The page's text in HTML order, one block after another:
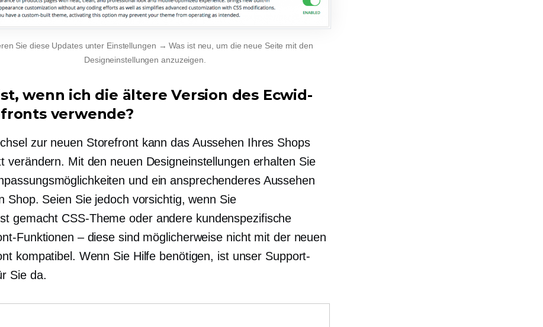
Sie diese Updates unter Einstellungen → Was ist neu, um die neue Seite mit den
Designeinstellungen anzuzeigen.
wenn ich die ältere Version des Ecwid-
verwende?
zur neuen Storefront kann das Aussehen Ihres Shops
verändern. Mit den neuen Designeinstellungen erhalten Sie
und ein ansprechenderes Aussehen
Shop. Seien Sie jedoch vorsichtig, wenn Sie
gemacht CSS-Theme oder andere kundenspezifische
Funktionen – diese sind möglicherweise nicht mit der neuen
kompatibel. Wenn Sie Hilfe benötigen, ist unser Support-
Sie da.